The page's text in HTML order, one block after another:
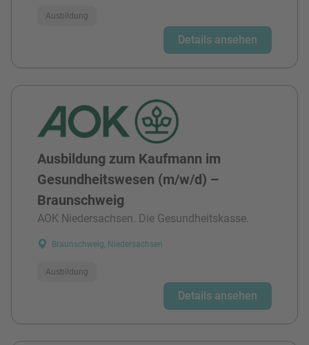
Ausbildung
Details ansehen
Ausbildung zum Kaufmann im
Gesundheitswesen (m/w/d) –
Braunschweig
AOK Niedersachsen. Die Gesundheitskasse.
Braunschweig, Niedersachsen
Ausbildung
Details ansehen